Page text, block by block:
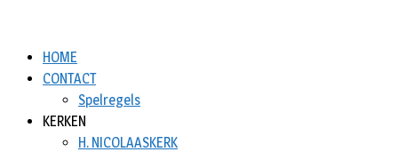
HOME
CONTACT
Spelregels
KERKEN
H. NICOLAASKERK